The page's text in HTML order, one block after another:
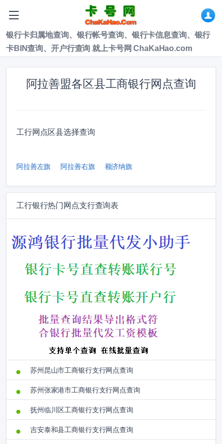
银行卡归属地查询、银行帐号查询、银行卡信息查询、银行
卡BIN查询、开户行查询 就上卡号网 ChaKaHao.com
阿拉善盟各区县工商银行网点查询
工行网点区县选择查询
阿拉善左旗 阿拉善右旗 额济纳旗
工行银行热门网点支行查询表
苏州昆山市工商银行支行网点查询
苏州张家港市工商银行支行网点查询
抚州临川区工商银行支行网点查询
吉安泰和县工商银行支行网点查询